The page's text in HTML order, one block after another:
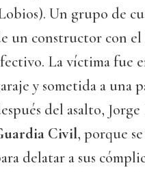
Un grupo de
un constructor con el
La víctima fue
y sometida a una
del asalto,
Civil, porque
delatar a sus